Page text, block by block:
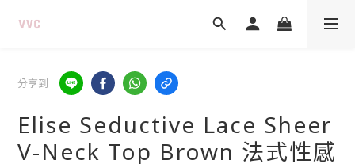
分享到
Elise Seductive Lace Sheer
V-Neck Top Brown 法式性感